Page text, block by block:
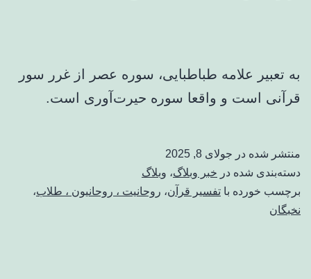
به تعبیر علامه طباطبایی، سوره عصر از غرر سور
قرآنی است و واقعا سوره حیرت‌آوری است.
منتشر شده در جولای 8, 2025
دسته‌بندی شده در خبر وبلاگ، وبلاگ
برچسب خورده با تفسیر قرآن، روحانیت ، روحانیون ، طلاب،
نخبگان